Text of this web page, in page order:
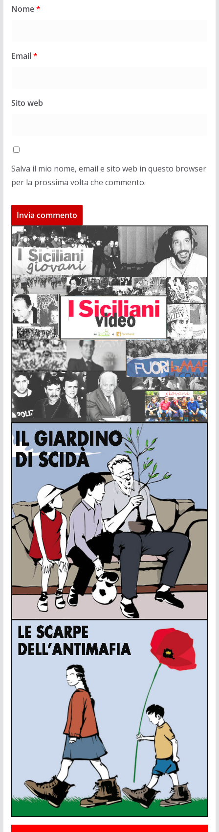
Nome*
Email*
Sito web
Salva il mio nome, email e sito web in questo browser
per la prossima volta che commento.